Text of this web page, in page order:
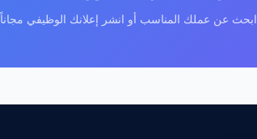
ابحث عن عملك المناسب أو انشر إعلانك الوظيفي مجاناً.